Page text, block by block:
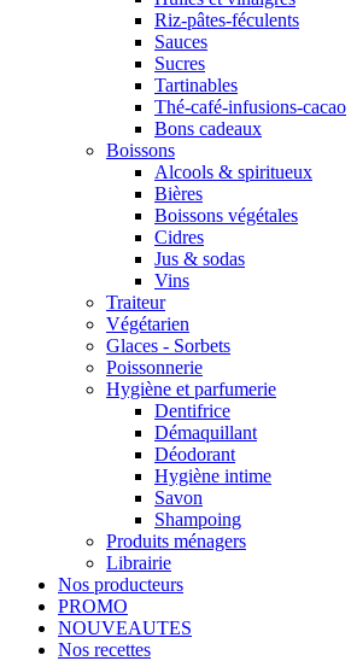
Riz-pâtes-féculents
Sauces
Sucres
Tartinables
Thé-café-infusions-cacao
Bons cadeaux
Boissons
Alcools & spiritueux
Bières
Boissons végétales
Cidres
Jus & sodas
Vins
Traiteur
Végétarien
Glaces - Sorbets
Poissonnerie
Hygiène et parfumerie
Dentifrice
Démaquillant
Déodorant
Hygiène intime
Savon
Shampoing
Produits ménagers
Librairie
Nos producteurs
PROMO
NOUVEAUTES
Nos recettes